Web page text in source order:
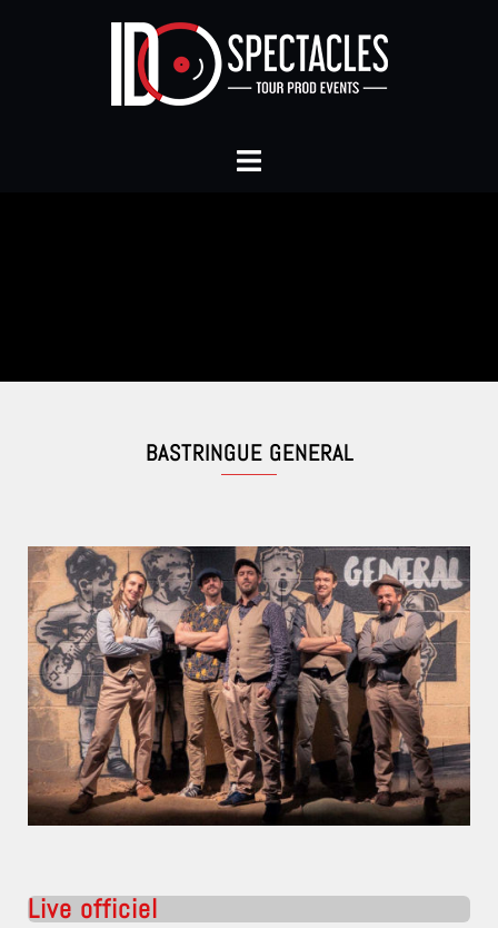
BASTRINGUE GENERAL
Live officiel